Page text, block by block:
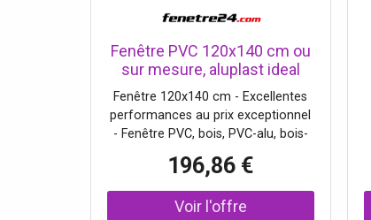
Fenêtre PVC 120x140 cm ou
sur mesure, aluplast ideal
4000, blanc, 1200x1400 mm
fenêtre fixe, 1 vantail, double
vitrage
Fenêtre 120x140 cm - Excellentes
performances au prix exceptionnel
- Fenêtre PVC, bois, PVC-alu, bois-
thermique de pointe.
196,86 €